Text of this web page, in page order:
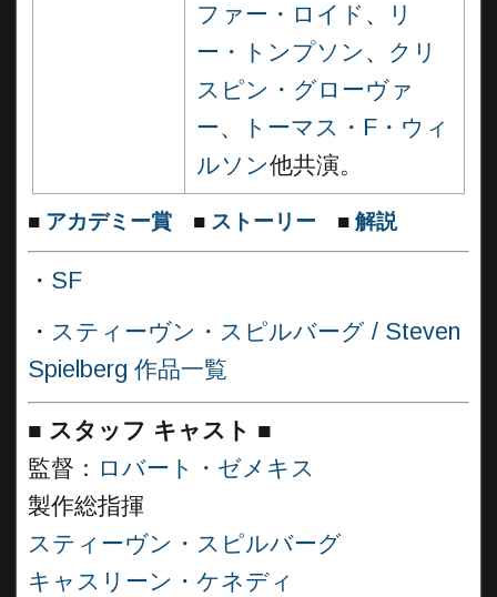
ファー・ロイド 、
リ
ー・トンプソン 、 クリ
スピン・グローヴァ
ー、
トーマス・F・ウィ
ルソン他共演。
■ アカデミー賞 ■ ストーリー ■ 解説
・ SF
・ スティーヴン・スピルバーグ / Steven
Spielberg 作品一覧
■ スタッフ キャスト ■
監督： ロバート・ゼメキス
製作総指揮
スティーヴン・スピルバーグ
キャスリーン・ケネディ